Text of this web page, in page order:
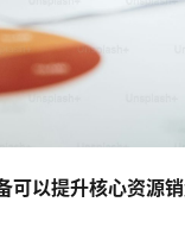
可以提升核心资源